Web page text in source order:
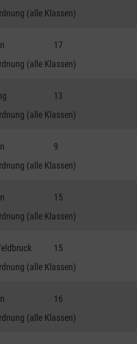
(alle Klassen)
17
(alle Klassen)
13
(alle Klassen)
9
(alle Klassen)
15
(alle Klassen)
15
(alle Klassen)
16
(alle Klassen)